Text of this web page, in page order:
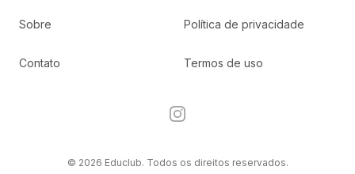
Sobre
Contato
Política de privacidade
Termos de uso
Instagram
© 2026 Educlub. Todos os direitos reservados.